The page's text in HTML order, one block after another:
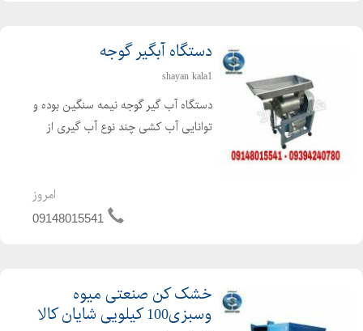
• اين شركت افتخار همكاري با شركت هاي خودرو سازي ، شركت هاي
اقماري خودروسازان ، شركت هاي زير مجموعه تامين كنندگان قطعات
بدنه خودرو وهمچنين همکاری در پروژه های مجموعه هایی همچون
•صنایع فولاد•نفت و پتروشیمی•صنایع ریلی و توربین در زرومه خود
دارد.
دستگاه آبگیر گوجه
shayan kala1
دستگاه آب گیر گوجه نیمه سنگین بوده و
توانایی آب کشی چند نوع آب گیری از
گیری دستگاه کم نمی کن...
امروز
09148015541
خشک کن صنعتی میوه
وسبزی100 کیلویی شایان کالا